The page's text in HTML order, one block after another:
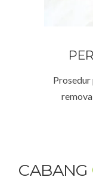
Prosedur
CABANG